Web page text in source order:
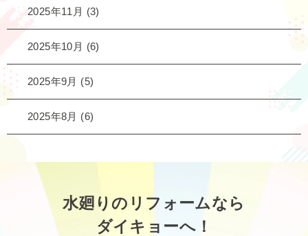
2025年11月 (3)
2025年10月 (6)
2025年9月 (5)
2025年8月 (6)
水廻りのリフォームなら
ダイキョーへ！